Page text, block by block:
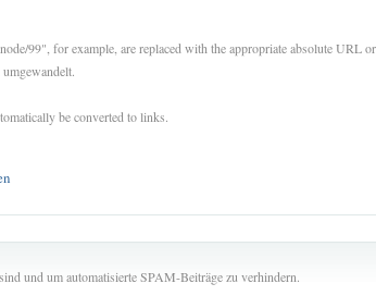
99", for example, are replaced with the appropriate absolute URL
be converted to links.
und um automatisierte SPAM-Beiträge zu verhindern.